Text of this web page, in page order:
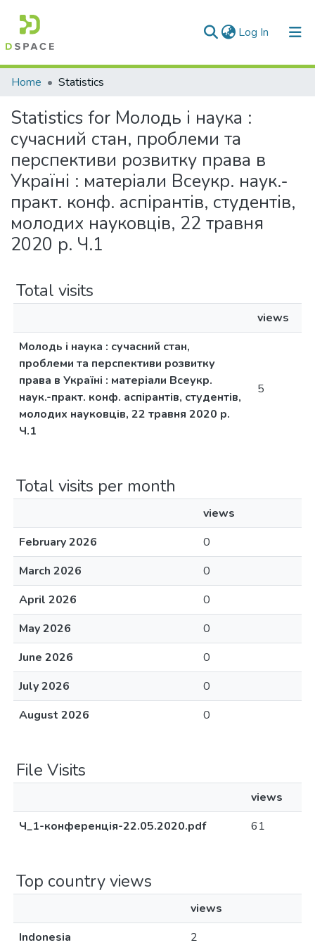
Log In (current)
Communities & Collections
All of DSpace
Home Statistics
Statistics for Молодь і наука :
сучасний стан, проблеми та
перспективи розвитку права в
Україні : матерiали Всеукр. наук.-
практ. конф. аспірантів, студентів,
молодих науковців, 22 травня
2020 р. Ч.1
Total visits
views
Молодь і наука : сучасний стан,
проблеми та перспективи розвитку
права в Україні : матерiали Всеукр.
наук.-практ. конф. аспірантів, студентів,
молодих науковців, 22 травня 2020 р.
Ч.1
5
Total visits per month
views
February 2026
0
March 2026
0
April 2026
0
May 2026
0
June 2026
0
July 2026
0
August 2026
0
File Visits
views
Ч_1-конференція-22.05.2020.pdf
61
Top country views
views
Indonesia
2